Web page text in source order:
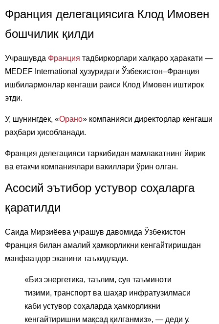
Франция делегациясига Клод Имовен
бошчилик қилди
Учрашувда Франция тадбиркорлари халқаро ҳаракати —
MEDEF International ҳузуридаги Ўзбекистон–Франция
ишбилармонлар кенгаши раиси Клод Имовен иштирок
этди.
У, шунингдек, «Орано» компанияси директорлар кенгаши
раҳбари ҳисобланади.
Франция делегацияси таркибидан мамлакатнинг йирик
ва етакчи компаниялари вакиллари ўрин олган.
Асосий эътибор устувор соҳаларга
қаратилди
Саида Мирзиёева учрашув давомида Ўзбекистон
Франция билан амалий ҳамкорликни кенгайтиришдан
манфаатдор эканини таъкидлади.
«Биз энергетика, таълим, сув таъминоти
тизими, транспорт ва шаҳар инфратузилмаси
каби устувор соҳаларда ҳамкорликни
кенгайтиришни мақсад қилганмиз», — деди у.